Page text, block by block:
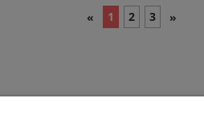
« 1 2 3 »